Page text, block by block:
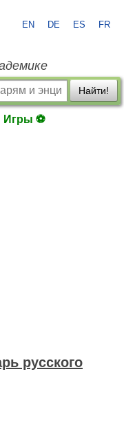
EN DE ES FR
Найти!
Игры ⚽
русского